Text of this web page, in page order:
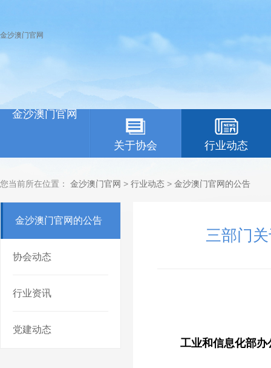
金沙澳门官网
金沙澳门官网
关于协会 行业动态
您当前所在位置： 金沙澳门官网 > 行业动态 > 金沙澳门官网的公告
金沙澳门官网的公告
协会动态
行业资讯
党建动态
三部门
工业和信息化部办